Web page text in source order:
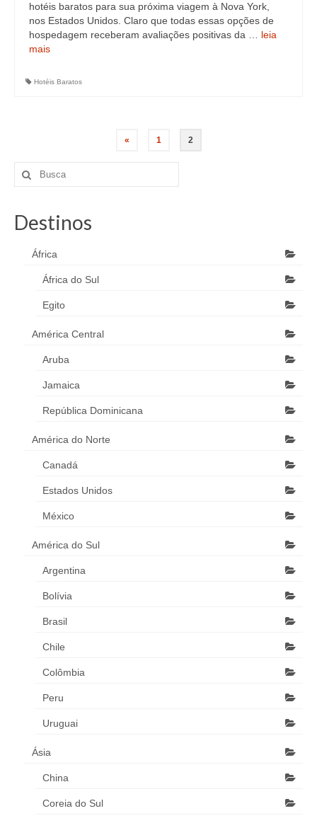
hotéis baratos para sua próxima viagem à Nova York,
nos Estados Unidos. Claro que todas essas opções de
hospedagem receberam avaliações positivas da … leia
mais
Hotéis Baratos
« 1 2
Destinos
África
África do Sul
Egito
América Central
Aruba
Jamaica
República Dominicana
América do Norte
Canadá
Estados Unidos
México
América do Sul
Argentina
Bolívia
Brasil
Chile
Colômbia
Peru
Uruguai
Ásia
China
Coreia do Sul